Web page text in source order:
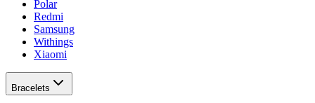
Polar
Redmi
Samsung
Withings
Xiaomi
Bracelets